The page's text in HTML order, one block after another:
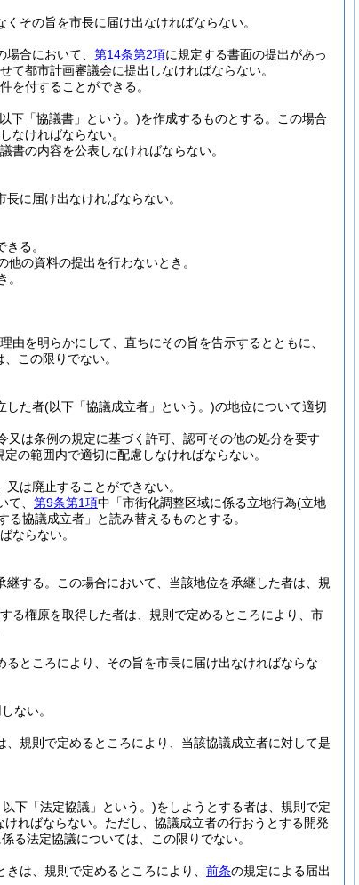
その旨を市長に届け出なければならない。
場合において、 第14条第2項に規定する書面の提出があっ
て都市計画審議会に提出しなければならない。
を付することができる。
下「協議書」という。)を作成するものとする。
この場合
なければならない。
書の内容を公表しなければならない。
に届け出なければならない。
る。
の資料の提出を行わないとき。
を明らかにして、直ちにその旨を告示するとともに、
この限りでない。
した者(以下「協議成立者」という。)の地位について適切
又は条例の規定に基づく許可、認可その他の処分を要す
の範囲内で適切に配慮しなければならない。
は廃止することができない。
て、 第9条第1項中「市街化調整区域に係る立地行為(立地
協議成立者」と読み替えるものとする。
ならない。
する。
この場合において、当該地位を承継した者は、規
る権原を取得した者は、規則で定めるところにより、市
ところにより、その旨を市長に届け出なければならな
ない。
規則で定めるところにより、当該協議成立者に対して是
下「法定協議」という。)をしようとする者は、規則で定
ればならない。 ただし、協議成立者の行おうとする開発
る法定協議については、この限りでない。
は、規則で定めるところにより、 前条の規定による届出